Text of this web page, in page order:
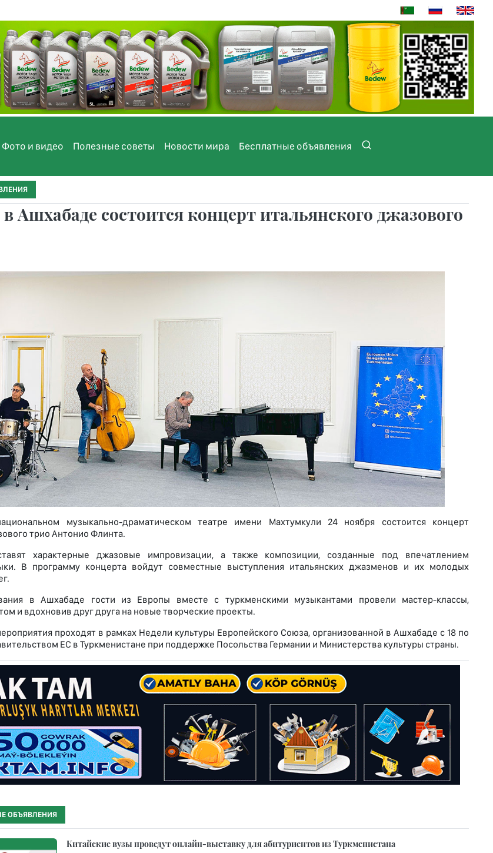
Фото и видео Полезные советы Новости мира Бесплатные объявления
Ашхабаде состоится концерт итальянского джазового
музыкально-драматическом театре имени Махтумкули 24 ноября состоится концерт
трио Антонио Флинта.
характерные джазовые импровизации, а также композиции, созданные под впечатлением
В программу концерта войдут совместные выступления итальянских джазменов и их молодых
в Ашхабаде гости из Европы вместе с туркменскими музыкантами провели мастер-классы,
и вдохновив друг друга на новые творческие проекты.
проходят в рамках Недели культуры Европейского Союза, организованной в Ашхабаде с 18 по
ЕС в Туркменистане при поддержке Посольства Германии и Министерства культуры страны.
ОБЪЯВЛЕНИЯ
Китайские вузы проведут онлайн-выставку для абитуриентов из Туркменистана